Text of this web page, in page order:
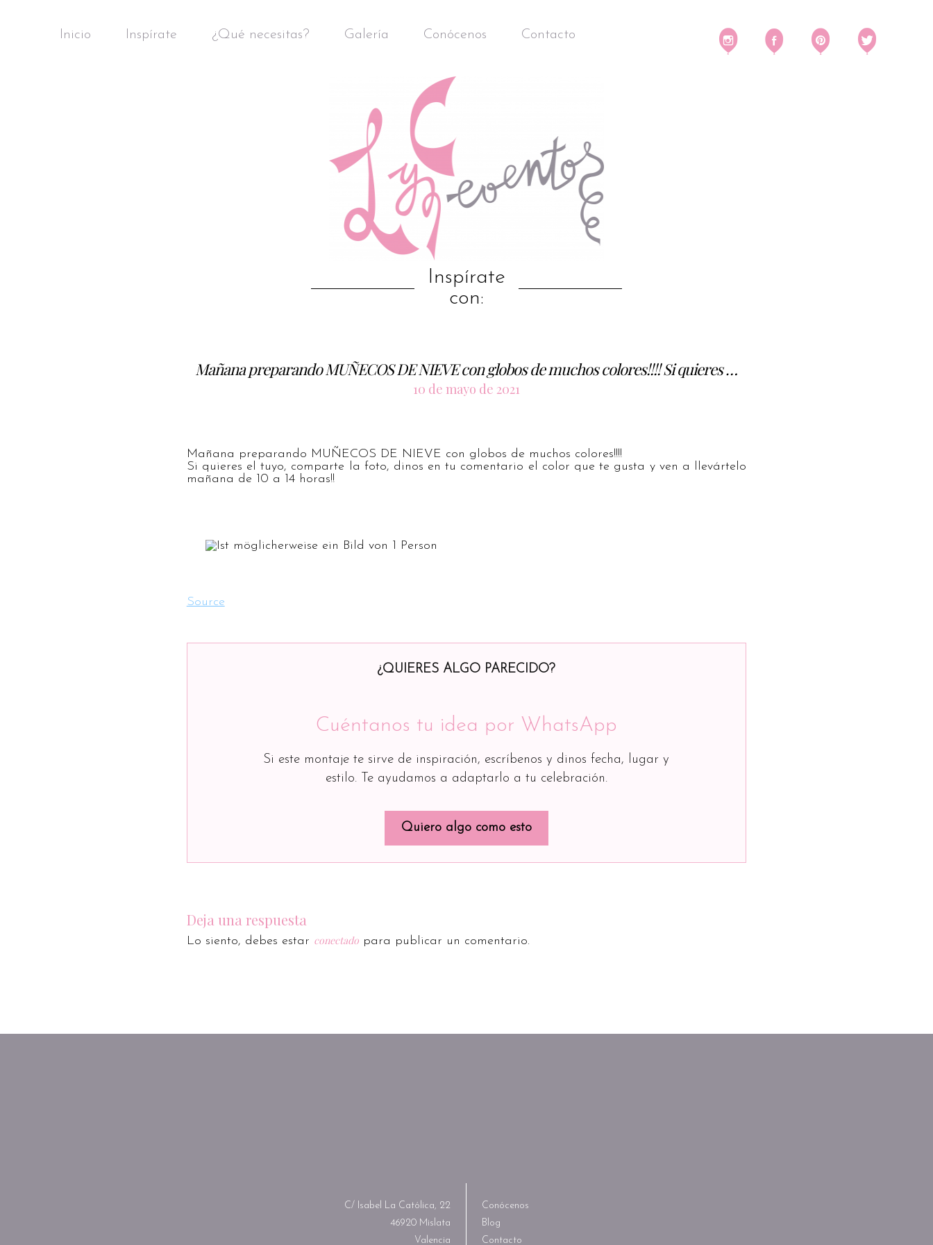
Inicio Inspírate ¿Qué necesitas? Galería Conócenos Contacto
Inspírate
con:
Mañana preparando MUÑECOS DE NIEVE con globos de muchos colores!!!! Si quieres …
10 de mayo de 2021
Mañana preparando MUÑECOS DE NIEVE con globos de muchos colores!!!!
Si quieres el tuyo, comparte la foto, dinos en tu comentario el color que te gusta y ven a llevártelo
mañana de 10 a 14 horas!!
Source
¿QUIERES ALGO PARECIDO?
Cuéntanos tu idea por WhatsApp
Si este montaje te sirve de inspiración, escríbenos y dinos fecha, lugar y
estilo. Te ayudamos a adaptarlo a tu celebración.
Quiero algo como esto
Deja una respuesta
Lo siento, debes estar conectadopara publicar un comentario.
C/ Isabel La Católica, 22
46920 Mislata
Valencia
Conócenos
Blog
Contacto